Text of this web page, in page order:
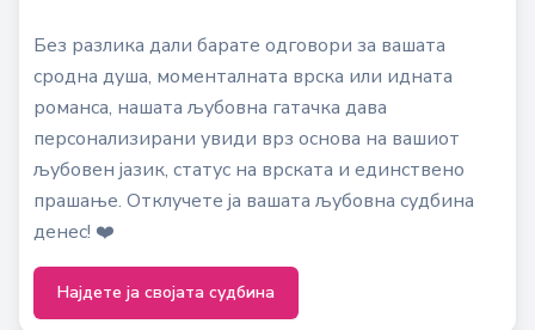
Без разлика дали барате одговори за вашата
сродна душа, моменталната врска или идната
романса, нашата љубовна гатачка дава
персонализирани увиди врз основа на вашиот
љубовен јазик, статус на врската и единствено
прашање. Отклучете ја вашата љубовна судбина
денес! ❤️
Најдете ја својата судбина